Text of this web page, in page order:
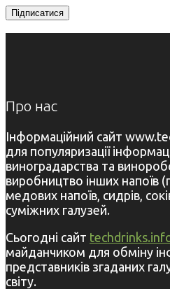
Про нас
Інформаційний сайт
для популяризації
виноградарства та
виробництво інших напоїв
медових напоїв, сидрів,
суміжних галузей.
Сьогодні сайт
майданчиком для обміну
представників згаданих
світу.